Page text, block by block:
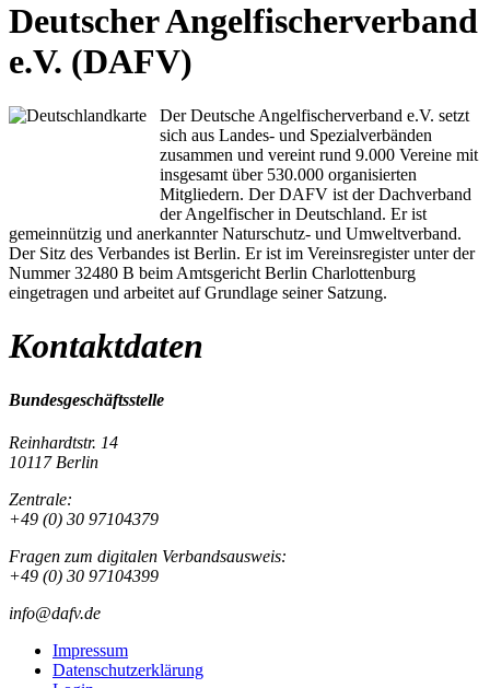
Deutscher Angelfischerverband
e.V. (DAFV)
Der Deutsche Angelfischerverband e.V. setzt
sich aus Landes- und Spezialverbänden
zusammen und vereint rund 9.000 Vereine mit
insgesamt über 530.000 organisierten
Mitgliedern. Der DAFV ist der Dachverband
der Angelfischer in Deutschland. Er ist
gemeinnützig und anerkannter Naturschutz- und Umweltverband.
Der Sitz des Verbandes ist Berlin. Er ist im Vereinsregister unter der
Nummer 32480 B beim Amtsgericht Berlin Charlottenburg
eingetragen und arbeitet auf Grundlage seiner Satzung.
Kontaktdaten
Bundesgeschäftsstelle
Reinhardtstr. 14
10117 Berlin
Zentrale:
+49 (0) 30 97104379
Fragen zum digitalen Verbandsausweis:
+49 (0) 30 97104399
info@dafv.de
Impressum
Datenschutzerklärung